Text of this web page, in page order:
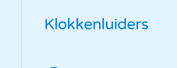
Klokkenluiders